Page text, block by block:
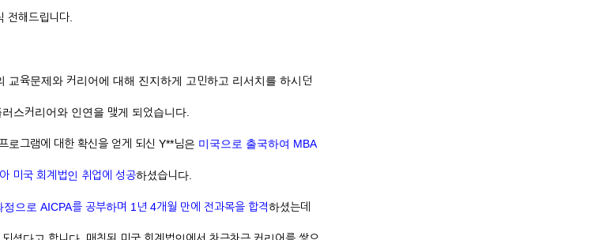
전해드립니다.
교육문제와 커리어에 대해 진지하게 고민하고 리서치를 하시던
스커리어와 인연을 맺게 되었습니다.
그램에 대한 확신을 얻게 되신 Y**님은 미국으로 출국하여 MBA
미국 회계법인 취업에 성공하셨습니다.
으로 AICPA를 공부하며 1년 4개월 만에 전과목을 합격하셨는데